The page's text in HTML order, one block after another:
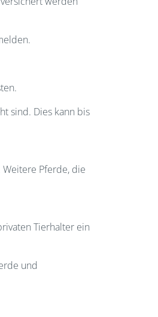
sind. Dies kann bis
Pferde, die
Tierhalter ein
und